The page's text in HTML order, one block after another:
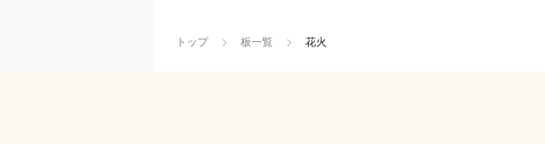
トップ 板一覧 花火